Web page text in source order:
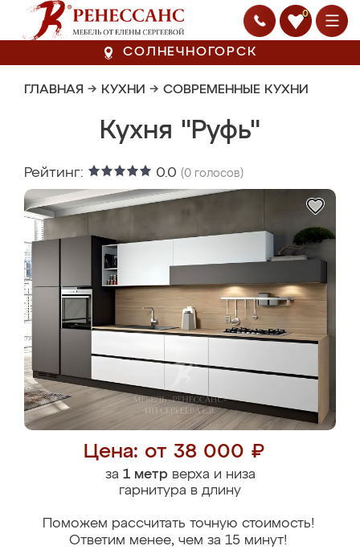
0
СОЛНЕЧНОГОРСК
ГЛАВНАЯ → КУХНИ → СОВРЕМЕННЫЕ КУХНИ
Кухня "Руфь"
Рейтинг: 0.0 (0 голосов)
Цена: от 38 000 ₽
за 1 метрверха и низа
гарнитура в длину
Поможем рассчитать точную стоимость!
Ответим менее, чем за 15 минут!